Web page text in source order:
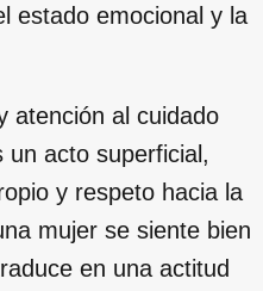
estado emocional y la
atención al cuidado
un acto superficial,
y respeto hacia la
mujer se siente bien
en una actitud